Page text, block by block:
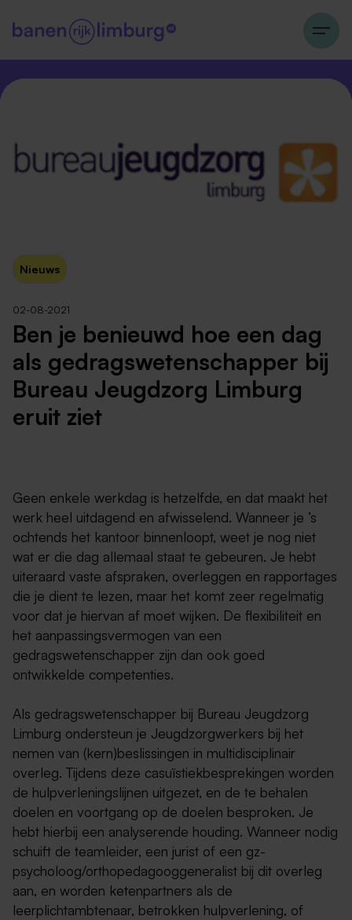
Nieuws
02-08-2021
Ben je benieuwd hoe een dag
als gedragswetenschapper bij
Bureau Jeugdzorg Limburg
eruit ziet
Geen enkele werkdag is hetzelfde, en dat maakt het
werk heel uitdagend en afwisselend. Wanneer je ’s
ochtends het kantoor binnenloopt, weet je nog niet
wat er die dag allemaal staat te gebeuren. Je hebt
uiteraard vaste afspraken, overleggen en rapportages
die je dient te lezen, maar het komt zeer regelmatig
voor dat je hiervan af moet wijken. De flexibiliteit en
het aanpassingsvermogen van een
gedragswetenschapper zijn dan ook goed
ontwikkelde competenties.
Als gedragswetenschapper bij Bureau Jeugdzorg
Limburg ondersteun je Jeugdzorgwerkers bij het
nemen van (kern)beslissingen in multidisciplinair
overleg. Tijdens deze casuïstiekbesprekingen worden
de hulpverleningslijnen uitgezet, en de te behalen
doelen en voortgang op de doelen besproken. Je
hebt hierbij een analyserende houding. Wanneer nodig
schuift de teamleider, een jurist of een gz-
psycholoog/orthopedagooggeneralist bij dit overleg
aan, en worden ketenpartners als de
leerplichtambtenaar, betrokken hulpverlening, of